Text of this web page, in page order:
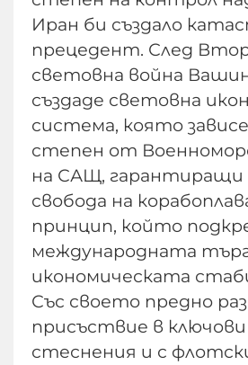
Иран би създало
прецедент. След
световна война
създаде световна
система, която
степен от
на САЩ, гарантиращи
свобода на
принцип, който
международната
икономическата
Със своето предно
присъствие в
стеснения и с